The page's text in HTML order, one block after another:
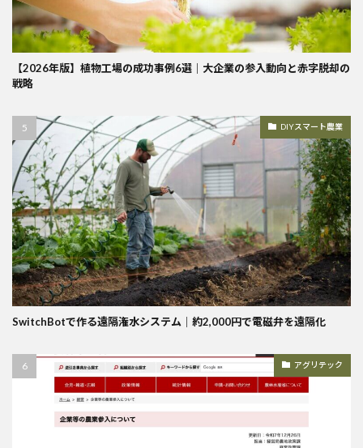
【2026年版】植物工場の成功事例6選｜大企業の参入動向と赤字脱却の
戦略
DIYスマート農業
SwitchBotで作る遠隔潅水システム｜約2,000円で電磁弁を遠隔化
アグリテック